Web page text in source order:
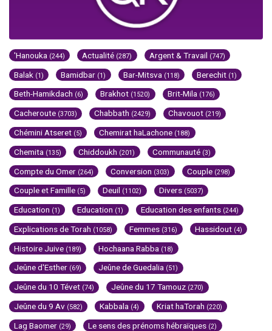
'Hanouka (244) Actualité (287) Argent & Travail (747)
Balak (1) Bamidbar (1) Bar-Mitsva (118) Berechit (1)
Beth-Hamikdach (6) Brakhot (1520) Brit-Mila (176)
Cacheroute (3703) Chabbath (2429) Chavouot (219)
Chémini Atseret (5) Chemirat haLachone (188)
Chemita (135) Chiddoukh (201) Communauté (3)
Compte du Omer (264) Conversion (303) Couple (298)
Couple et Famille (5) Deuil (1102) Divers (5037)
Education (1) Education (1) Education des enfants (244)
Explications de Torah (1058) Femmes (316) Hassidout (4)
Histoire Juive (189) Hochaana Rabba (18)
Jeûne d'Esther (69) Jeûne de Guedalia (51)
Jeûne du 10 Tévet (74) Jeûne du 17 Tamouz (270)
Jeûne du 9 Av (582) Kabbala (4) Kriat haTorah (220)
Lag Baomer (29) Le sens des prénoms hébraïques (2)